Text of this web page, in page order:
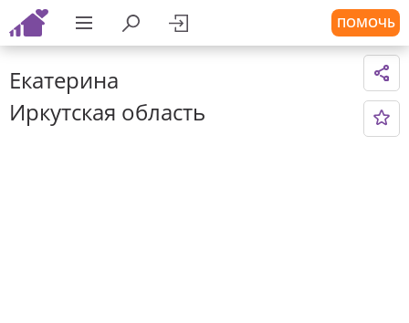
ПОМОЧЬ
Екатерина
Иркутская область